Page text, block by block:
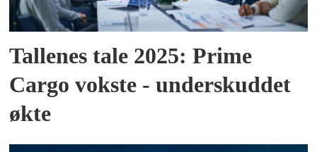
Tallenes tale 2025: Prime
Cargo vokste - underskuddet
økte